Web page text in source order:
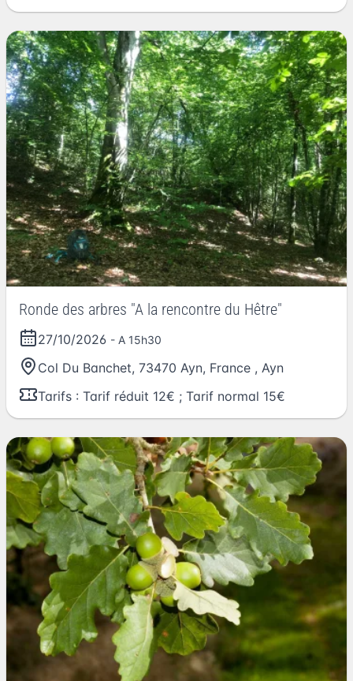
Ronde des arbres "A la rencontre du Hêtre"
27/10/2026 - A 15h30
Col Du Banchet, 73470 Ayn, France , Ayn
Tarifs : Tarif réduit 12€ ; Tarif normal 15€